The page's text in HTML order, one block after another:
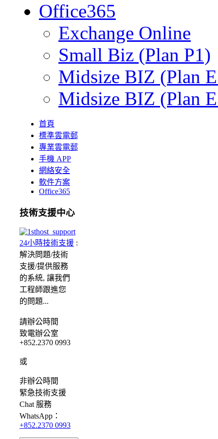
Office365
Exchange Online
Small Biz (Plan P1)
Midsize BIZ (Plan
Midsize BIZ (Plan
首頁
標準雲電郵
專業雲電郵
手機 APP
網絡安全
軟件方案
Office365
技術支援中心
24小時技術支援 :
解決問題/技術
支援/提供服務
的系統, 讓我們
工程師跟進您
的問題...
請辦公時間
致電辦公室
+852.2370 0993
或
非辦公時間
緊急技術支援
Chat 服務
WhatsApp：
+852.2370 0993